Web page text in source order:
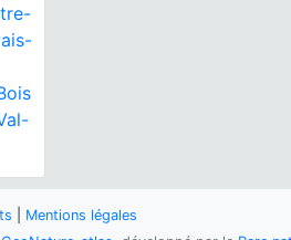
Mentions légales